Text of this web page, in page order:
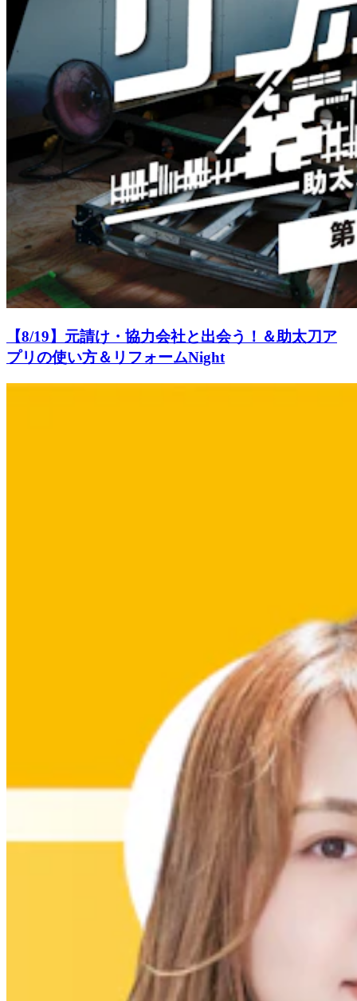
【8/19】元請け・協力会社と出会う！＆助太刀ア
プリの使い方＆リフォームNight